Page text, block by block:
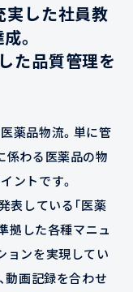
実した社員教
。
た品質管理を
薬品物流。単に管
係わる医薬品の物
ントです。
表している「医薬
拠した各種マニュ
ョンを実現してい
動画記録を合わせ